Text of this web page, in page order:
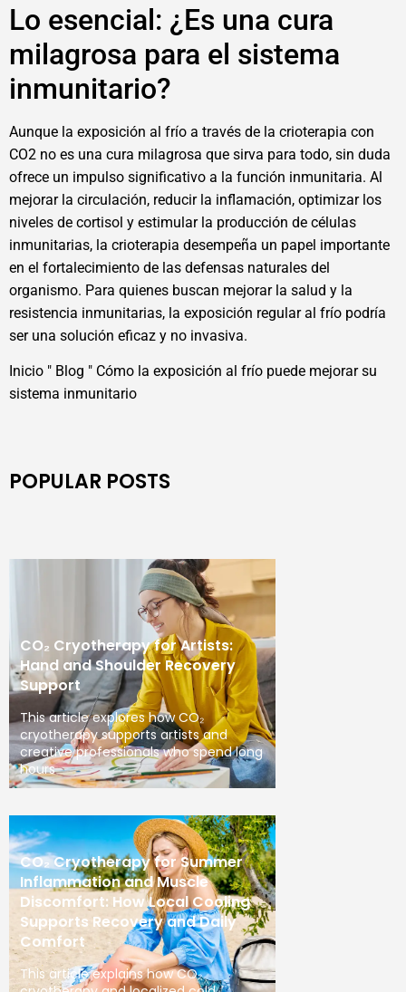
Lo esencial: ¿Es una cura
milagrosa para el sistema
inmunitario?
Aunque la exposición al frío a través de la crioterapia con
CO2 no es una cura milagrosa que sirva para todo, sin duda
ofrece un impulso significativo a la función inmunitaria. Al
mejorar la circulación, reducir la inflamación, optimizar los
niveles de cortisol y estimular la producción de células
inmunitarias, la crioterapia desempeña un papel importante
en el fortalecimiento de las defensas naturales del
organismo. Para quienes buscan mejorar la salud y la
resistencia inmunitarias, la exposición regular al frío podría
ser una solución eficaz y no invasiva.
Inicio " Blog " Cómo la exposición al frío puede mejorar su
sistema inmunitario
POPULAR POSTS
CO₂ Cryotherapy for Artists:
Hand and Shoulder Recovery
Support
This article explores how CO₂
cryotherapy supports artists and
creative professionals who spend long
hours
CO₂ Cryotherapy for Summer
Inflammation and Muscle
Discomfort: How Local Cooling
Supports Recovery and Daily
Comfort
This article explains how CO₂